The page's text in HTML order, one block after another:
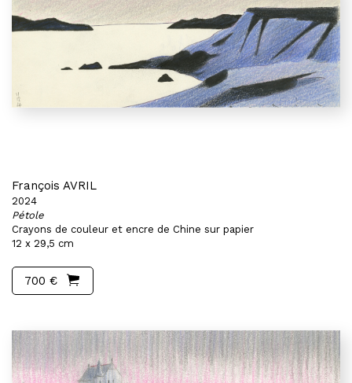
François AVRIL
2024
Pétole
Crayons de couleur et encre de Chine sur papier
12 x 29,5 cm
700 €